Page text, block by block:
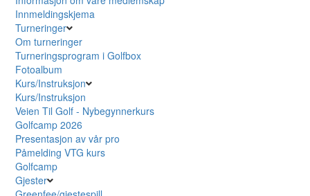
Innmeldingskjema
Turneringer
Om turneringer
Turneringsprogram i Golfbox
Fotoalbum
Kurs/Instruksjon
Kurs/Instruksjon
Veien Til Golf - Nybegynnerkurs
Golfcamp 2026
Presentasjon av vår pro
Påmelding VTG kurs
Golfcamp
Gjester